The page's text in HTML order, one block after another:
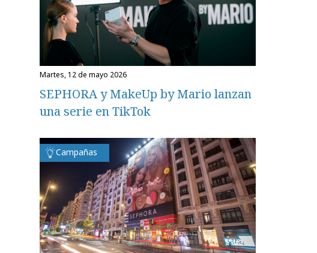
martes, 12 de mayo 2026
SEPHORA y MakeUp by Mario lanzan
una serie en TikTok
Campañas